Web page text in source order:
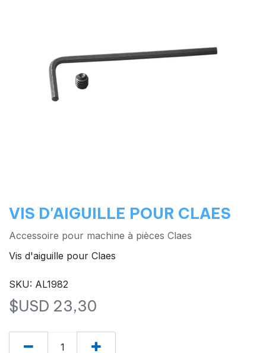
VIS D'AIGUILLE POUR CLAES
Accessoire pour machine à pièces Claes
Vis d'aiguille pour Claes
SKU: AL1982
$USD 23,30